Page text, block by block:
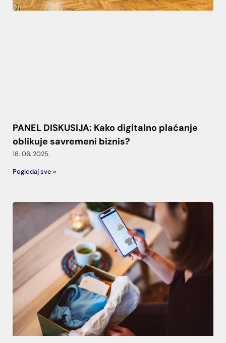
PANEL DISKUSIJA: Kako digitalno plaćanje
oblikuje savremeni biznis?
18. 06. 2025.
Pogledaj sve »